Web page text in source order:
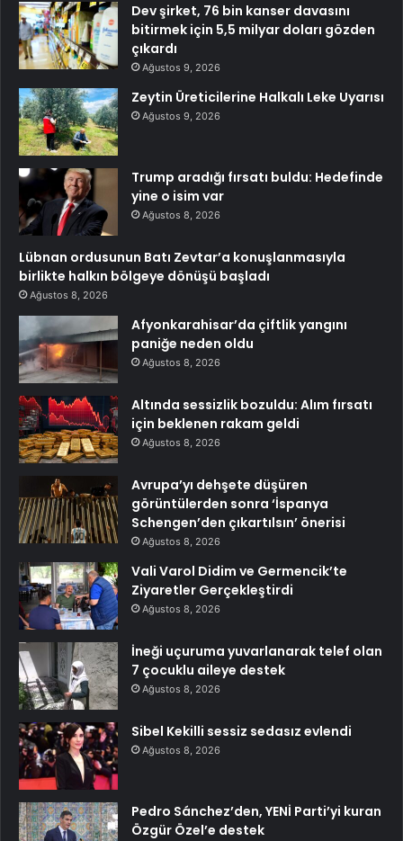
Dev şirket, 76 bin kanser davasını
bitirmek için 5,5 milyar doları gözden
çıkardı
Ağustos 9, 2026
Zeytin Üreticilerine Halkalı Leke Uyarısı
Ağustos 9, 2026
Trump aradığı fırsatı buldu: Hedefinde
yine o isim var
Ağustos 8, 2026
Lübnan ordusunun Batı Zevtar’a konuşlanmasıyla
birlikte halkın bölgeye dönüşü başladı
Ağustos 8, 2026
Afyonkarahisar’da çiftlik yangını
paniğe neden oldu
Ağustos 8, 2026
Altında sessizlik bozuldu: Alım fırsatı
için beklenen rakam geldi
Ağustos 8, 2026
Avrupa’yı dehşete düşüren
görüntülerden sonra ‘İspanya
Schengen’den çıkartılsın’ önerisi
Ağustos 8, 2026
Vali Varol Didim ve Germencik’te
Ziyaretler Gerçekleştirdi
Ağustos 8, 2026
İneği uçuruma yuvarlanarak telef olan
7 çocuklu aileye destek
Ağustos 8, 2026
Sibel Kekilli sessiz sedasız evlendi
Ağustos 8, 2026
Pedro Sánchez’den, YENİ Parti’yi kuran
Özgür Özel’e destek